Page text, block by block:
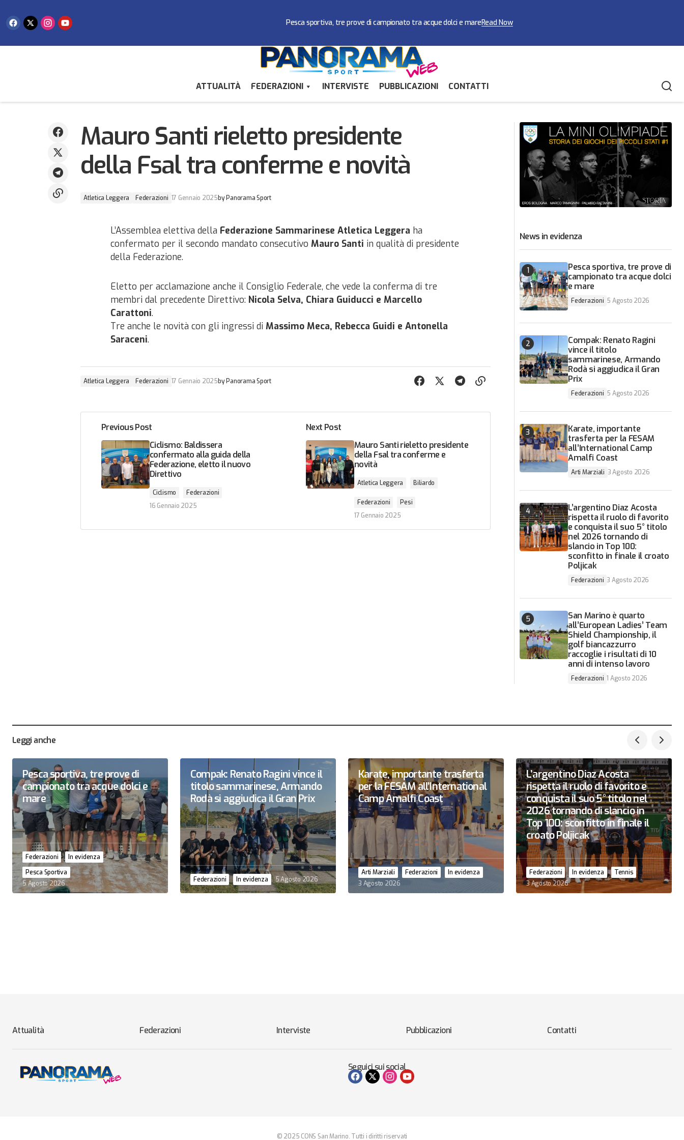
Pesca sportiva, tre prove di campionato tra acque dolci e mareRead Now
ATTUALITÀ FEDERAZIONI INTERVISTE PUBBLICAZIONI CONTATTI
tra conferme e novità
Mauro Santi rieletto presidente
della Fsal tra conferme e novità
Atletica Leggera Federazioni 17 Gennaio 2025by Panorama Sport
L’Assemblea elettiva della Federazione Sammarinese Atletica Leggera ha
confermato per il secondo mandato consecutivo Mauro Santi in qualità di presidente
della Federazione.
Eletto per acclamazione anche il Consiglio Federale, che vede la conferma di tre
membri dal precedente Direttivo: Nicola Selva, Chiara Guiducci e Marcello
Carattoni.
Tre anche le novità con gli ingressi di Massimo Meca, Rebecca Guidi e Antonella
Saraceni.
Atletica Leggera Federazioni 17 Gennaio 2025by Panorama Sport
Previous Post
Ciclismo: Baldissera
confermato alla guida della
Federazione, eletto il nuovo
Direttivo
Ciclismo
Federazioni
16 Gennaio 2025
Next Post
Mauro Santi rieletto presidente
della Fsal tra conferme e
novità
Atletica Leggera Biliardo
Federazioni
Pesi
17 Gennaio 2025
News in evidenza
Pesca sportiva, tre prove di
campionato tra acque dolci
e mare
Federazioni 5 Agosto 2026
Compak: Renato Ragini
vince il titolo
sammarinese, Armando
Rodà si aggiudica il Gran
Prix
Federazioni 5 Agosto 2026
Karate, importante
trasferta per la FESAM
all’International Camp
Amalfi Coast
Arti Marziali 3 Agosto 2026
L’argentino Diaz Acosta
rispetta il ruolo di favorito
e conquista il suo 5° titolo
nel 2026 tornando di
slancio in Top 100:
sconfitto in finale il croato
Poljicak
Federazioni 3 Agosto 2026
San Marino è quarto
all’European Ladies’ Team
Shield Championship, il
golf biancazzurro
raccoglie i risultati di 10
anni di intenso lavoro
Federazioni 1 Agosto 2026
Leggi anche
Pesca sportiva, tre prove di
campionato tra acque dolci e
mare
Federazioni
In evidenza
Pesca Sportiva
5 Agosto 2026
Compak: Renato Ragini vince il
titolo sammarinese, Armando
Rodà si aggiudica il Gran Prix
Federazioni In evidenza 5 Agosto 2026
Karate, importante trasferta
per la FESAM all’International
Camp Amalfi Coast
Arti Marziali Federazioni
In evidenza
3 Agosto 2026
L’argentino Diaz Acosta
rispetta il ruolo di favorito e
conquista il suo 5° titolo nel
2026 tornando di slancio in
Top 100: sconfitto in finale il
croato Poljicak
Federazioni In evidenza
Tennis
3 Agosto 2026
Attualità Federazioni Interviste Pubblicazioni Contatti
Seguici sui social
© 2025 CONS San Marino. Tutti i diritti riservati